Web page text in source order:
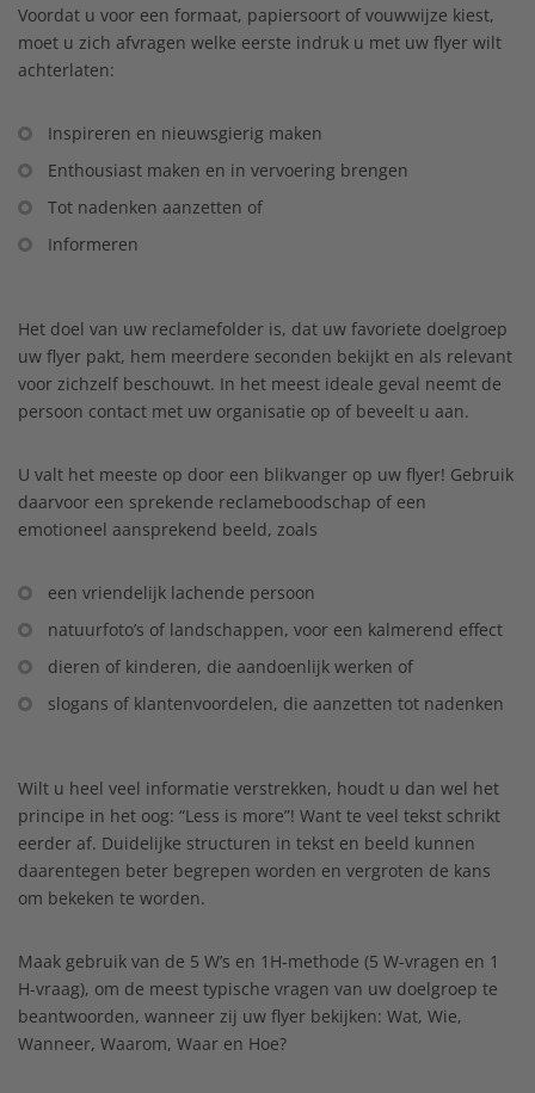
Voordat u voor een formaat, papiersoort of vouwwijze kiest,
moet u zich afvragen welke eerste indruk u met uw flyer wilt
achterlaten:
Inspireren en nieuwsgierig maken
Enthousiast maken en in vervoering brengen
Tot nadenken aanzetten of
Informeren
Het doel van uw reclamefolder is, dat uw favoriete doelgroep
uw flyer pakt, hem meerdere seconden bekijkt en als relevant
voor zichzelf beschouwt. In het meest ideale geval neemt de
persoon contact met uw organisatie op of beveelt u aan.
U valt het meeste op door een blikvanger op uw flyer! Gebruik
daarvoor een sprekende reclameboodschap of een
emotioneel aansprekend beeld, zoals
een vriendelijk lachende persoon
natuurfoto’s of landschappen, voor een kalmerend effect
dieren of kinderen, die aandoenlijk werken of
slogans of klantenvoordelen, die aanzetten tot nadenken
Wilt u heel veel informatie verstrekken, houdt u dan wel het
principe in het oog: “Less is more”! Want te veel tekst schrikt
eerder af. Duidelijke structuren in tekst en beeld kunnen
daarentegen beter begrepen worden en vergroten de kans
om bekeken te worden.
Maak gebruik van de 5 W’s en 1H-methode (5 W-vragen en 1
H-vraag), om de meest typische vragen van uw doelgroep te
beantwoorden, wanneer zij uw flyer bekijken: Wat, Wie,
Wanneer, Waarom, Waar en Hoe?